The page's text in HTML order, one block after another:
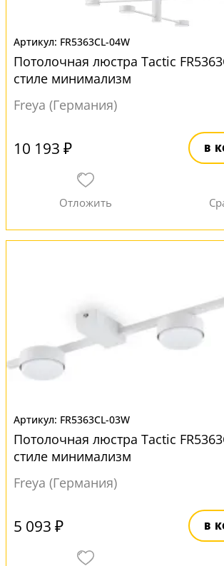
FR5363CL-04W
Потолочная люстра Tactic
стиле минимализм
Freya (Германия)
10 193 ₽ В
FR5363CL-03W
Потолочная люстра Tactic
стиле минимализм
Freya (Германия)
5 093 ₽ В